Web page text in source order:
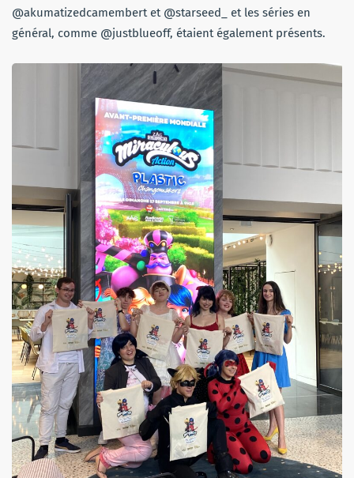
@akumatizedcamembert et @starseed_ et les séries en
général, comme @justblueoff, étaient également présents.